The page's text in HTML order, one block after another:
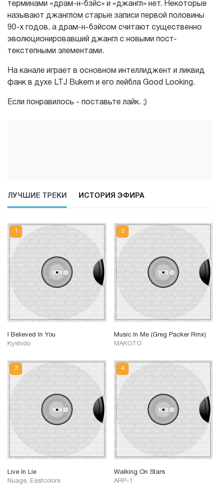
терминами «драм-н-бэйс» и «джангл» нет. Некоторые
называют джанглом старые записи первой половины
90-х годов, а драм-н-бэйсом считают существенно
эволюционировавший джангл с новыми пост-
текстепными элементами.
На канале играет в основном интеллиджент и ликвид
фанк в духе LTJ Bukem и его лейбла Good Looking.
Если понравилось - поставьте лайк. ;)
ЛУЧШИЕ ТРЕКИ ИСТОРИЯ ЭФИРА
I Believed In You
Kyshido
Music In Me (Greg Packer Rmx)
MAKOTO
Live In Lie
Nuage, Eastcolors
Walking On Stars
ARP-1